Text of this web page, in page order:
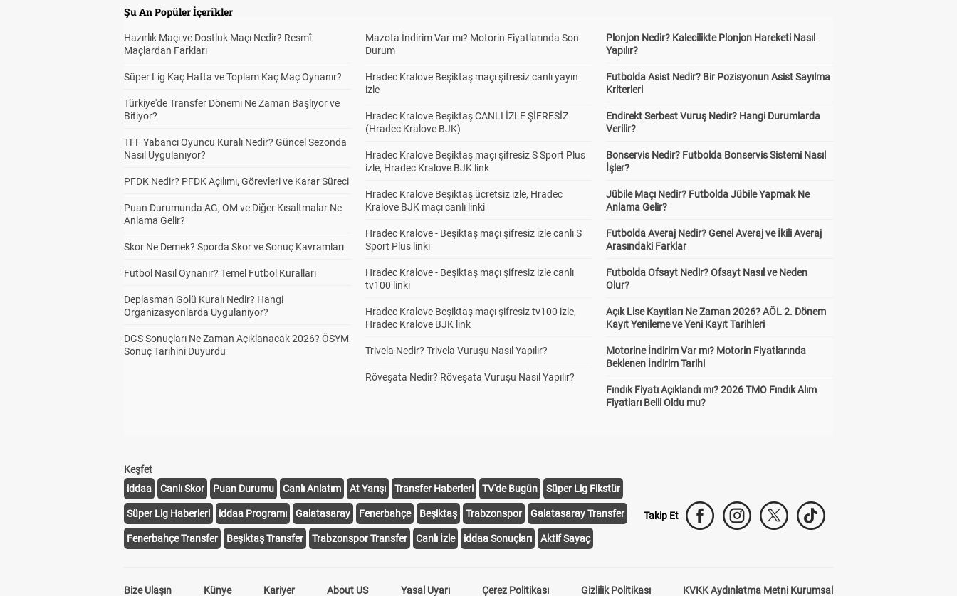
Şu An Popüler İçerikler
Hazırlık Maçı ve Dostluk Maçı Nedir? Resmî
Maçlardan Farkları
Süper Lig Kaç Hafta ve Toplam Kaç Maç Oynanır?
Türkiye'de Transfer Dönemi Ne Zaman Başlıyor ve
Bitiyor?
TFF Yabancı Oyuncu Kuralı Nedir? Güncel Sezonda
Nasıl Uygulanıyor?
PFDK Nedir? PFDK Açılımı, Görevleri ve Karar Süreci
Puan Durumunda AG, OM ve Diğer Kısaltmalar Ne
Anlama Gelir?
Skor Ne Demek? Sporda Skor ve Sonuç Kavramları
Futbol Nasıl Oynanır? Temel Futbol Kuralları
Deplasman Golü Kuralı Nedir? Hangi
Organizasyonlarda Uygulanıyor?
DGS Sonuçları Ne Zaman Açıklanacak 2026? ÖSYM
Sonuç Tarihini Duyurdu
Mazota İndirim Var mı? Motorin Fiyatlarında Son
Durum
Hradec Kralove Beşiktaş maçı şifresiz canlı yayın
izle
Hradec Kralove Beşiktaş CANLI İZLE ŞİFRESİZ
(Hradec Kralove BJK)
Hradec Kralove Beşiktaş maçı şifresiz S Sport Plus
izle, Hradec Kralove BJK link
Hradec Kralove Beşiktaş ücretsiz izle, Hradec
Kralove BJK maçı canlı linki
Hradec Kralove - Beşiktaş maçı şifresiz izle canlı S
Sport Plus linki
Hradec Kralove - Beşiktaş maçı şifresiz izle canlı
tv100 linki
Hradec Kralove Beşiktaş maçı şifresiz tv100 izle,
Hradec Kralove BJK link
Trivela Nedir? Trivela Vuruşu Nasıl Yapılır?
Röveşata Nedir? Röveşata Vuruşu Nasıl Yapılır?
Plonjon Nedir? Kalecilikte Plonjon Hareketi Nasıl
Yapılır?
Futbolda Asist Nedir? Bir Pozisyonun Asist Sayılma
Kriterleri
Endirekt Serbest Vuruş Nedir? Hangi Durumlarda
Verilir?
Bonservis Nedir? Futbolda Bonservis Sistemi Nasıl
İşler?
Jübile Maçı Nedir? Futbolda Jübile Yapmak Ne
Anlama Gelir?
Futbolda Averaj Nedir? Genel Averaj ve İkili Averaj
Arasındaki Farklar
Futbolda Ofsayt Nedir? Ofsayt Nasıl ve Neden
Olur?
Açık Lise Kayıtları Ne Zaman 2026? AÖL 2. Dönem
Kayıt Yenileme ve Yeni Kayıt Tarihleri
Motorine İndirim Var mı? Motorin Fiyatlarında
Beklenen İndirim Tarihi
Fındık Fiyatı Açıklandı mı? 2026 TMO Fındık Alım
Fiyatları Belli Oldu mu?
Keşfet
iddaa
Canlı Skor Puan Durumu Canlı Anlatım At Yarışı Transfer Haberleri TV'de Bugün Süper Lig Fikstür
Süper Lig Haberleri iddaa Programı Galatasaray Fenerbahçe Beşiktaş Trabzonspor Galatasaray Transfer
Fenerbahçe Transfer Beşiktaş Transfer Trabzonspor Transfer Canlı İzle iddaa Sonuçları Aktif Sayaç
Takip Et
Bize Ulaşın Künye Kariyer About US Yasal Uyarı Çerez Politikası Gizlilik Politikası KVKK Aydınlatma Metni Kurumsal